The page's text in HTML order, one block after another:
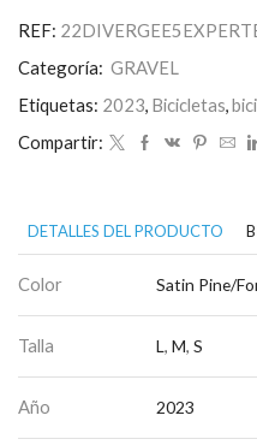
EVO
cantidad
REF:
Categoría: GRAVEL
Etiquetas: 2023, Bicicletas,
Compartir:
DETALLES DEL PRODUCTO
Color Satin Pine/
Talla L, M, S
Año 2023